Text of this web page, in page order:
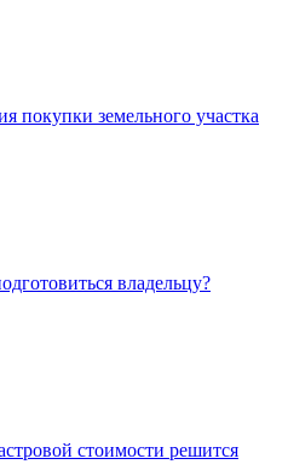
покупки земельного участка
владельцу?
стоимости решится